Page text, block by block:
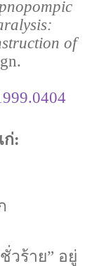
of
ก่:
วร้าย” อยู่